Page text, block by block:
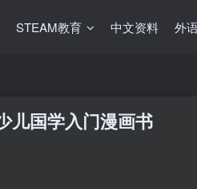
STEAM教育 中文资料 外
儿国学入门漫画书